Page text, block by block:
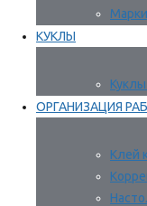
КУКЛЫ
ОРГАНИЗАЦИЯ
Клей